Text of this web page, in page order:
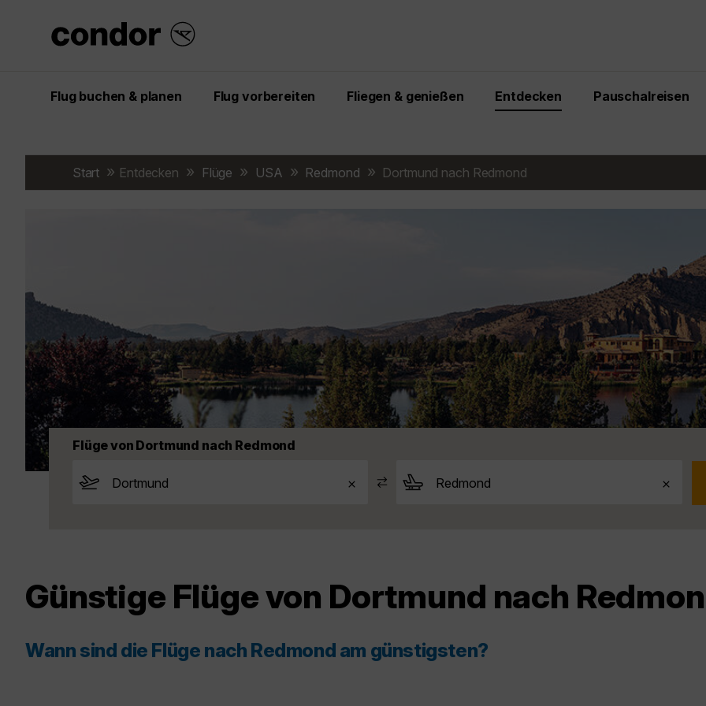
Flug buchen & planen Flug vorbereiten Fliegen & genießen Entdecken Pauschalreisen
Start Entdecken Flüge USA Redmond Dortmund nach Redmond
Flüge von Dortmund nach Redmond
Günstige Flüge von Dortmund nach
Wann sind die Flüge nach Redmond am günstigsten?